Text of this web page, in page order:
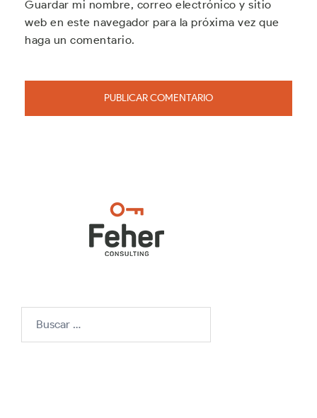
Guardar mi nombre, correo electrónico y sitio
web en este navegador para la próxima vez que
haga un comentario.